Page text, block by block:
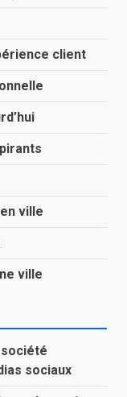
client
ville
ville
sociaux